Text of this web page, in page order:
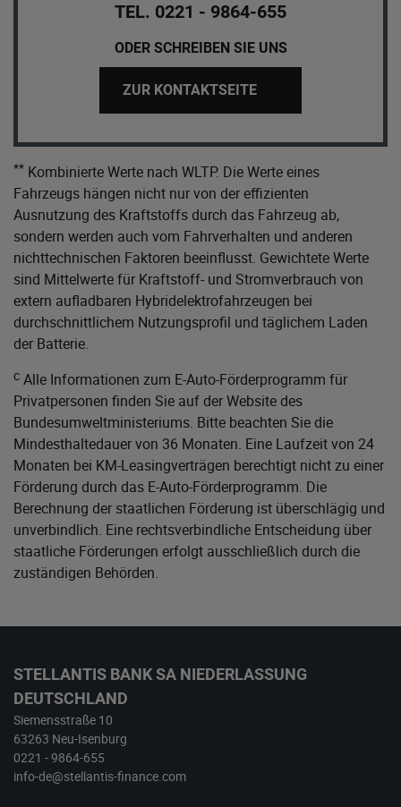
TEL. 0221 - 9864-655
ODER SCHREIBEN SIE UNS
ZUR KONTAKTSEITE
** Kombinierte Werte nach WLTP. Die Werte eines
Fahrzeugs hängen nicht nur von der effizienten
Ausnutzung des Kraftstoffs durch das Fahrzeug ab,
sondern werden auch vom Fahrverhalten und anderen
nichttechnischen Faktoren beeinflusst. Gewichtete Werte
sind Mittelwerte für Kraftstoff- und Stromverbrauch von
extern aufladbaren Hybridelektrofahrzeugen bei
durchschnittlichem Nutzungsprofil und täglichem Laden
der Batterie.
c Alle Informationen zum E-Auto-Förderprogramm für
Privatpersonen finden Sie auf der Website des
Bundesumweltministeriums. Bitte beachten Sie die
Mindesthaltedauer von 36 Monaten. Eine Laufzeit von 24
Monaten bei KM-Leasingverträgen berechtigt nicht zu einer
Förderung durch das E-Auto-Förderprogramm. Die
Berechnung der staatlichen Förderung ist überschlägig und
unverbindlich. Eine rechtsverbindliche Entscheidung über
staatliche Förderungen erfolgt ausschließlich durch die
zuständigen Behörden.
STELLANTIS BANK SA NIEDERLASSUNG
DEUTSCHLAND
Siemensstraße 10
63263 Neu-Isenburg
0221 - 9864-655
info-de@stellantis-finance.com